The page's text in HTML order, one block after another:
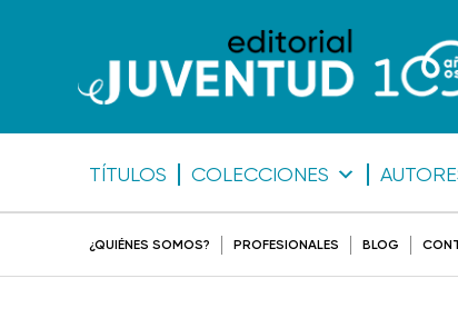
TÍTULOS COLECCIONES
¿QUIÉNES SOMOS? PROFESIONALES BLOG